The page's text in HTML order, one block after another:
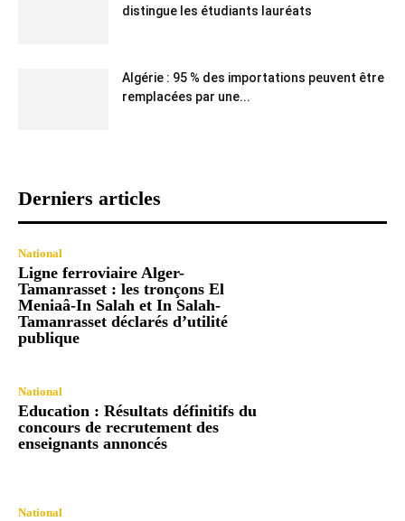
distingue les étudiants lauréats
Algérie : 95 % des importations peuvent être
remplacées par une...
Derniers articles
National
Ligne ferroviaire Alger-
Tamanrasset : les tronçons El
Meniaâ-In Salah et In Salah-
Tamanrasset déclarés d’utilité
publique
National
Education : Résultats définitifs du
concours de recrutement des
enseignants annoncés
National